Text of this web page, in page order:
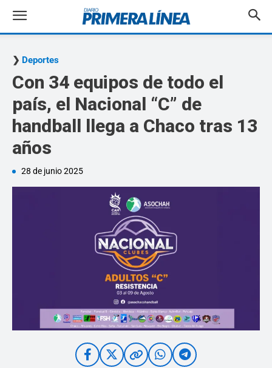
Deportes
Con 34 equipos de todo el
país, el Nacional “C” de
handball llega a Chaco tras 13
años
28 de junio 2025